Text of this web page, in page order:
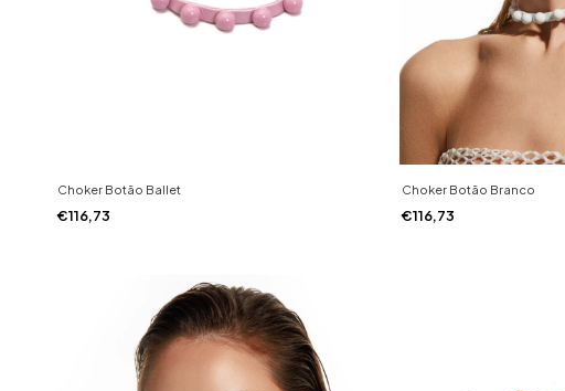
Choker Botão Ballet
€116,73
Choker Botão Branco
€116,73